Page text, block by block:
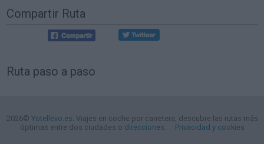
Compartir Ruta
Ruta paso a paso
2026© Yotellevo.es. Viajes en coche por carretera, descubre las rutas más
óptimas entre dos ciudades o direcciones. Privacidad y cookies